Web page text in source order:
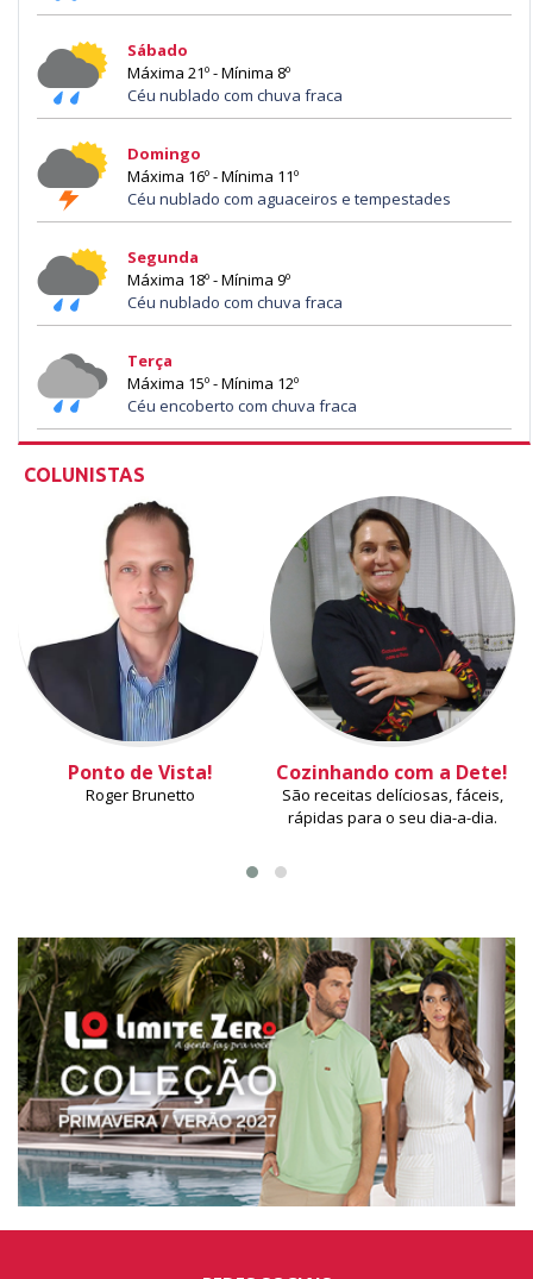
Sábado
Máxima 21º - Mínima 8º
Céu nublado com chuva fraca
Domingo
Máxima 16º - Mínima 11º
Céu nublado com aguaceiros e tempestades
Segunda
Máxima 18º - Mínima 9º
Céu nublado com chuva fraca
Terça
Máxima 15º - Mínima 12º
Céu encoberto com chuva fraca
COLUNISTAS
Ponto de Vista!
Roger Brunetto
Cozinhando com a Dete!
São receitas delíciosas, fáceis,
rápidas para o seu dia-a-dia.